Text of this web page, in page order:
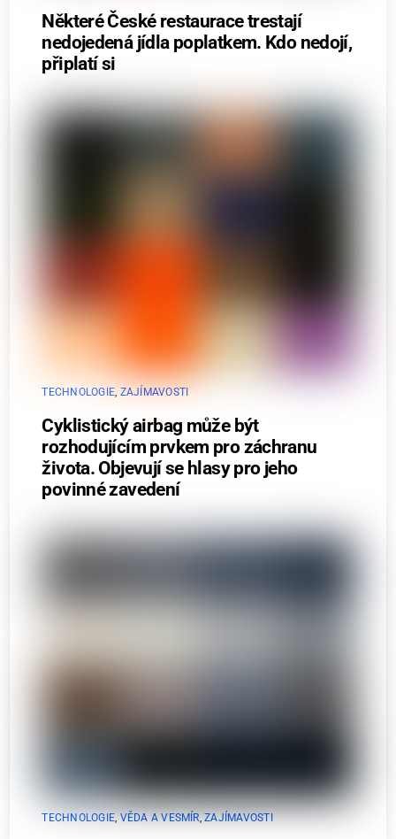
Některé České restaurace trestají
nedojedená jídla poplatkem. Kdo nedojí,
připlatí si
TECHNOLOGIE ZAJÍMAVOSTI
Cyklistický airbag může být
rozhodujícím prvkem pro záchranu
života. Objevují se hlasy pro jeho
povinné zavedení
TECHNOLOGIE VĚDA A VESMÍR ,ZAJÍMAVOSTI